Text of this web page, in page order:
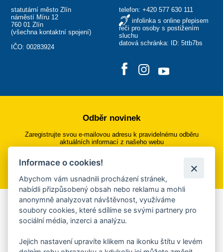
statutární město Zlín
náměstí Míru 12
760 01 Zlín
(všechna kontaktní spojení)
IČO: 00283924
telefon: +420 577 630 111
infolinka s online přepisem
řeči pro osoby s postižením
sluchu
datová schránka: ID: 5ttb7bs
Odběr novinek
Zaregistrujte svou e-mailovou adresu k pravidelnému odběru
aktuálních informací z našeho webu
Přihlásit se k odběru
Aplikace Mobilní rozhlas
Chcete dostávat do svého mobilu či mailu upozornění na
ankety, pozvánky na kulturní a sportovní akce?
Informace o cookies!
Abychom vám usnadnili procházení stránek,
nabídli přizpůsobený obsah nebo reklamu a mohli
anonymně analyzovat návštěvnost, využíváme
soubory cookies, které sdílíme se svými partnery pro
sociální média, inzerci a analýzu.
Jejich nastavení upravíte klikem na ikonku štítu v levém